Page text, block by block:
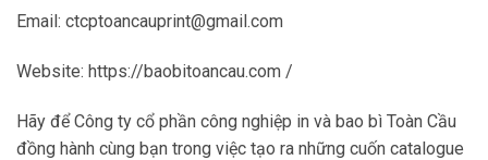
Email: ctcptoancauprint@gmail.com
Website: https://baobitoancau.com /
Hãy để Công ty cổ phần công nghiệp in và bao bì Toàn Cầu
đồng hành cùng bạn trong việc tạo ra những cuốn catalogue